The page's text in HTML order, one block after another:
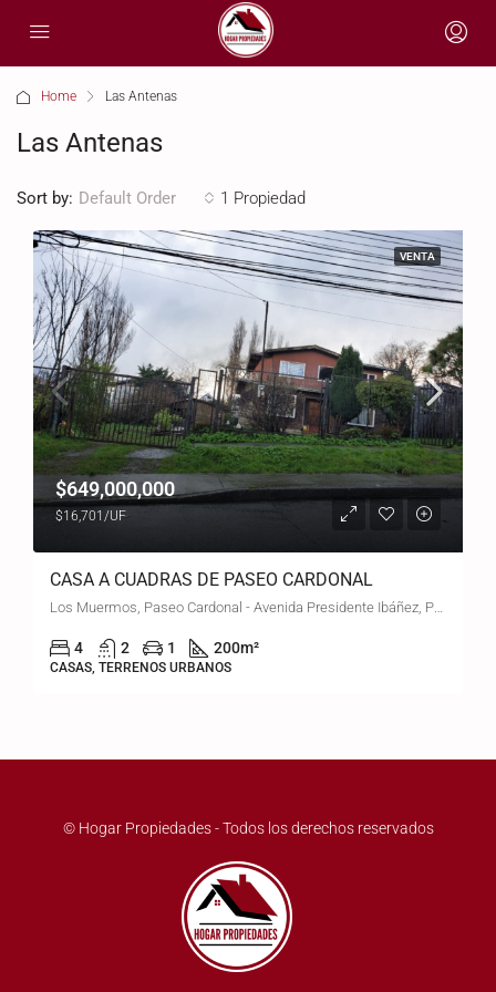
Home Las Antenas
Las Antenas
1 Propiedad
Sort by: Default Order
VENTA
$649,000,000
$16,701/UF
CASA A CUADRAS DE PASEO CARDONAL
Los Muermos, Paseo Cardonal - Avenida Presidente Ibáñez, Puerto Montt, Chile
4 2 1 200m²
CASAS, TERRENOS URBANOS
© Hogar Propiedades - Todos los derechos reservados